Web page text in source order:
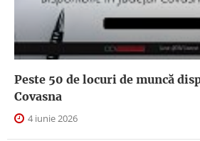
Peste 50 de locuri de muncă
Covasna
4 iunie 2026